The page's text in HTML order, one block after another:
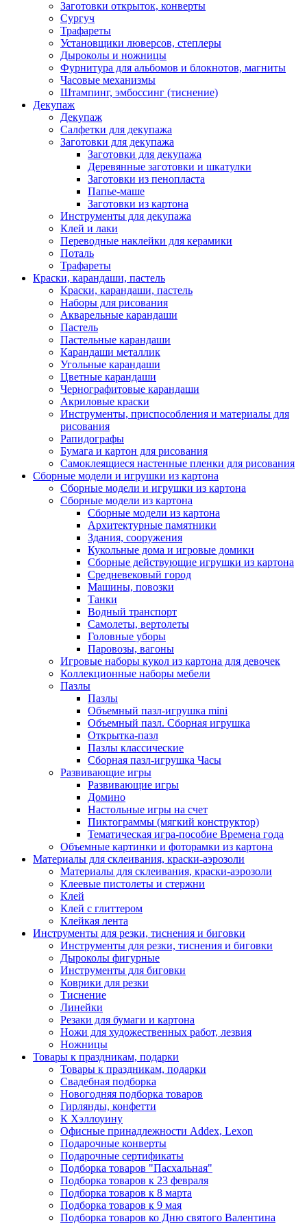
Заготовки открыток, конверты
Сургуч
Трафареты
Установщики люверсов, степлеры
Дыроколы и ножницы
Фурнитура для альбомов и блокнотов, магниты
Часовые механизмы
Штампинг, эмбоссинг (тиснение)
Декупаж
Декупаж
Салфетки для декупажа
Заготовки для декупажа
Заготовки для декупажа
Деревянные заготовки и шкатулки
Заготовки из пенопласта
Папье-маше
Заготовки из картона
Инструменты для декупажа
Клей и лаки
Переводные наклейки для керамики
Поталь
Трафареты
Краски, карандаши, пастель
Краски, карандаши, пастель
Наборы для рисования
Акварельные карандаши
Пастель
Пастельные карандаши
Карандаши металлик
Угольные карандаши
Цветные карандаши
Чернографитовые карандаши
Акриловые краски
Инструменты, приспособления и материалы для
рисования
Рапидографы
Бумага и картон для рисования
Самоклеящиеся настенные пленки для рисования
Сборные модели и игрушки из картона
Сборные модели и игрушки из картона
Сборные модели из картона
Сборные модели из картона
Архитектурные памятники
Здания, сооружения
Кукольные дома и игровые домики
Сборные действующие игрушки из картона
Средневековый город
Машины, повозки
Танки
Водный транспорт
Самолеты, вертолеты
Головные уборы
Паровозы, вагоны
Игровые наборы кукол из картона для девочек
Коллекционные наборы мебели
Пазлы
Пазлы
Объемный пазл-игрушка mini
Объемный пазл. Сборная игрушка
Открытка-пазл
Пазлы классические
Сборная пазл-игрушка Часы
Развивающие игры
Развивающие игры
Домино
Настольные игры на счет
Пиктограммы (мягкий конструктор)
Тематическая игра-пособие Времена года
Объемные картинки и фоторамки из картона
Материалы для склеивания, краски-аэрозоли
Материалы для склеивания, краски-аэрозоли
Клеевые пистолеты и стержни
Клей
Клей с глиттером
Клейкая лента
Инструменты для резки, тиснения и биговки
Инструменты для резки, тиснения и биговки
Дыроколы фигурные
Инструменты для биговки
Коврики для резки
Тиснение
Линейки
Резаки для бумаги и картона
Ножи для художественных работ, лезвия
Ножницы
Товары к праздникам, подарки
Товары к праздникам, подарки
Свадебная подборка
Новогодняя подборка товаров
Гирлянды, конфетти
К Хэллоуину
Офисные принадлежности Addex, Lexon
Подарочные конверты
Подарочные сертификаты
Подборка товаров "Пасхальная"
Подборка товаров к 23 февраля
Подборка товаров к 8 марта
Подборка товаров к 9 мая
Подборка товаров ко Дню святого Валентина